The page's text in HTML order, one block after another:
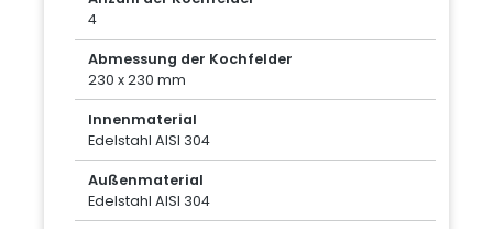
4
Abmessung der Kochfelder
230 x 230 mm
Innenmaterial
Edelstahl AISI 304
Außenmaterial
Edelstahl AISI 304